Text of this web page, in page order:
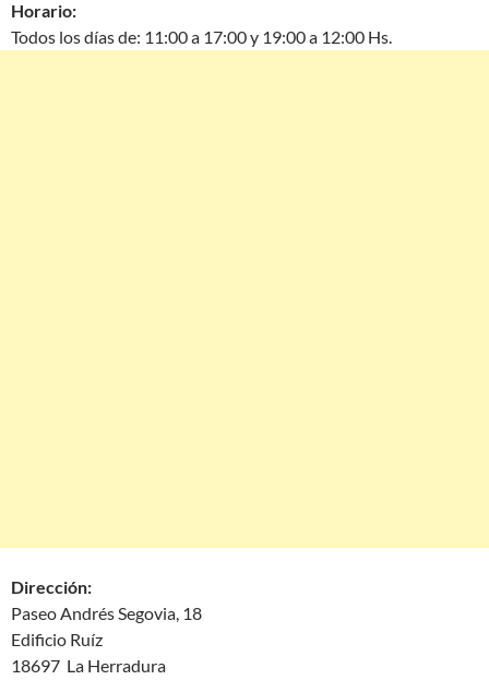
Horario:
Todos los días de: 11:00 a 17:00 y 19:00 a 12:00 Hs.
Dirección:
Paseo Andrés Segovia, 18
Edificio Ruíz
18697 La Herradura